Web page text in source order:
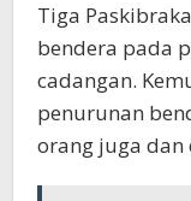
Tiga
bendera pada
cadangan.
penurunan
orang juga dan